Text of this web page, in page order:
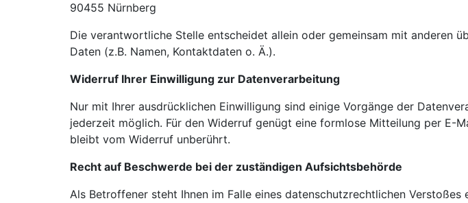
90455 Nürnberg
Die verantwortliche Stelle entscheidet allein oder gemeinsam mit anderen
Daten (z.B. Namen, Kontaktdaten o. Ä.).
Widerruf Ihrer Einwilligung zur Datenverarbeitung
Nur mit Ihrer ausdrücklichen Einwilligung sind einige Vorgänge der
jederzeit möglich. Für den Widerruf genügt eine formlose Mitteilung per
bleibt vom Widerruf unberührt.
Recht auf Beschwerde bei der zuständigen Aufsichtsbehörde
Als Betroffener steht Ihnen im Falle eines datenschutzrechtlichen